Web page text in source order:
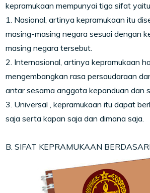
kepramukaan mempunyai tiga sifat
1. Nasional, artinya kepramukaan itu
masing-masing negara sesuai dengan
masing negara tersebut.
2. Internasional, artinya kepramukaan
mengembangkan rasa persaudaraan
antar sesama anggota kepanduan dan
3. Universal , kepramukaan itu dapat
saja serta kapan saja dan dimana saja.
B. SIFAT KEPRAMUKAAN